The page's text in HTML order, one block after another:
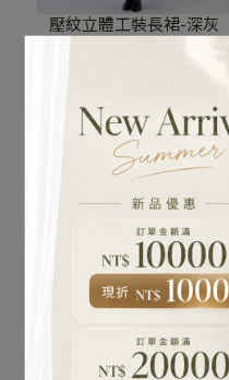
壓紋立體工裝長裙-深灰
工裝風純棉半身裙